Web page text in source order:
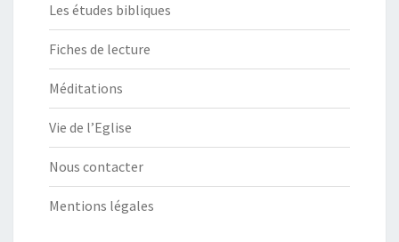
Les études bibliques
Fiches de lecture
Méditations
Vie de l’Eglise
Nous contacter
Mentions légales